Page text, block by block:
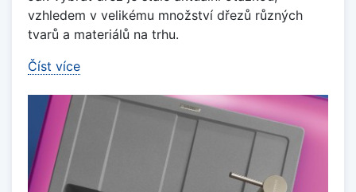
vzhledem v velikému množství dřezů různých
tvarů a materiálů na trhu.
Číst více